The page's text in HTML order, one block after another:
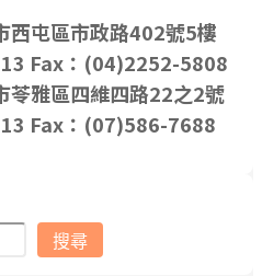
西屯區市政路402號5樓
Fax：(04)2252-5808
苓雅區四維四路22之2號
Fax：(07)586-7688
搜尋